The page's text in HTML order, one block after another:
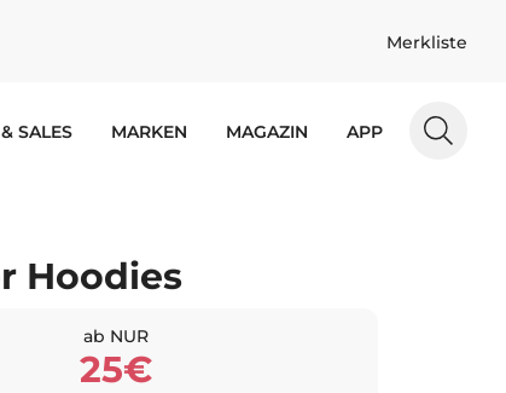
Merkliste
SALES MARKEN MAGAZIN APP
Hoodies
ab NUR
25€